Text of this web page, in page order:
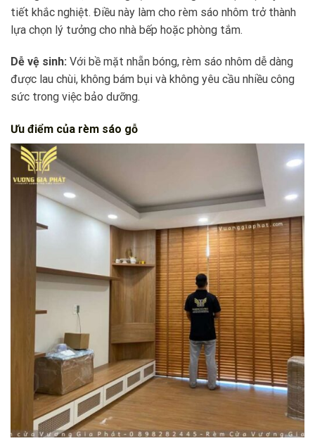
tiết khắc nghiệt. Điều này làm cho rèm sáo nhôm trở thành
lựa chọn lý tưởng cho nhà bếp hoặc phòng tắm.
Dễ vệ sinh: Với bề mặt nhẵn bóng, rèm sáo nhôm dễ dàng
được lau chùi, không bám bụi và không yêu cầu nhiều công
sức trong việc bảo dưỡng.
Ưu điểm của rèm sáo gỗ